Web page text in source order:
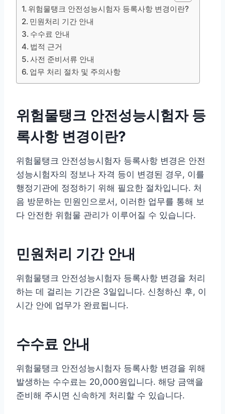
위험물탱크 안전성능시험자 등록사항 변경이란?
민원처리 기간 안내
수수료 안내
법적 근거
사전 준비서류 안내
업무 처리 절차 및 주의사항
위험물탱크 안전성능시험자 등
록사항 변경이란?
위험물탱크 안전성능시험자 등록사항 변경은 안전
성능시험자의 정보나 자격 등이 변경된 경우, 이를
행정기관에 정정하기 위해 필요한 절차입니다. 처
음 방문하는 민원인으로서, 이러한 업무를 통해 보
다 안전한 위험물 관리가 이루어질 수 있습니다.
민원처리 기간 안내
위험물탱크 안전성능시험자 등록사항 변경을 처리
하는 데 걸리는 기간은 3일입니다. 신청하신 후, 이
시간 안에 업무가 완료됩니다.
수수료 안내
위험물탱크 안전성능시험자 등록사항 변경을 위해
발생하는 수수료는 20,000원입니다. 해당 금액을
준비해 주시면 신속하게 처리할 수 있습니다.